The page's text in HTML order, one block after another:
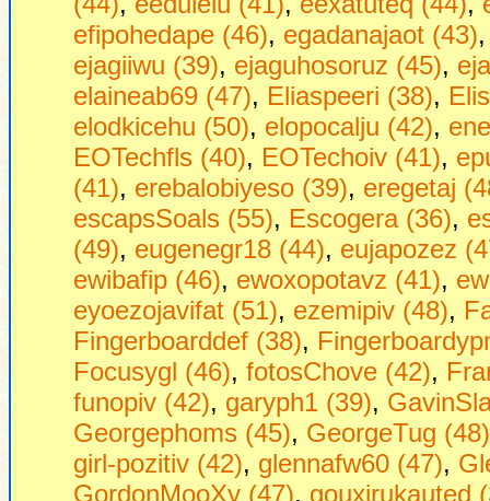
efipohedape (46), egadanajaot (43)
ejagiiwu (39), ejaguhosoruz (45),
elaineab69 (47), Eliaspeeri (38),
elodkicehu (50), elopocalju (42),
EOTechfls (40), EOTechoiv (41),
(41), erebalobiyeso (39), eregetaj
escapsSoals (55), Escogera (36),
(49), eugenegr18 (44), eujapozez
ewibafip (46), ewoxopotavz (41),
eyoezojavifat (51), ezemipiv (48),
Fingerboarddef (38),
Focusygl (46), fotosChove (42),
funopiv (42), garyph1 (39),
Georgephoms (45), GeorgeTug (48)
girl-pozitiv (42), glennafw60 (47),
GordonMooXy (47), gouxirukauted